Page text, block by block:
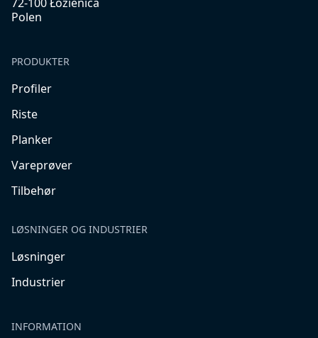
Polen
PRODUKTER
Profiler
Riste
Planker
Vareprøver
Tilbehør
LØSNINGER OG INDUSTRIER
Løsninger
Industrier
INFORMATION